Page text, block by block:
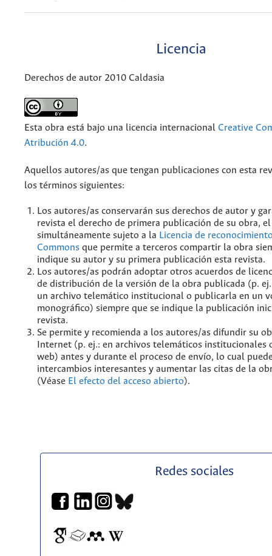
Licencia
Derechos de autor 2010 Caldasia
Esta obra está bajo una licencia internacional Creative
Atribución 4.0.
Aquellos autores/as que tengan publicaciones con esta
los términos siguientes:
Los autores/as conservarán sus derechos de autor y
revista el derecho de primera publicación de su obra,
simultáneamente sujeto a la Licencia de
Commons que permite a terceros compartir la obra
indique su autor y su primera publicación esta revista.
Los autores/as podrán adoptar otros acuerdos de
de distribución de la versión de la obra publicada (p.
un archivo telemático institucional o publicarla en un
monográfico) siempre que se indique la publicación
revista.
Se permite y recomienda a los autores/as difundir su
Internet (p. ej.: en archivos telemáticos institucionales
web) antes y durante el proceso de envío, lo cual
intercambios interesantes y aumentar las citas de la
(Véase El efecto del acceso abierto).
Redes sociales